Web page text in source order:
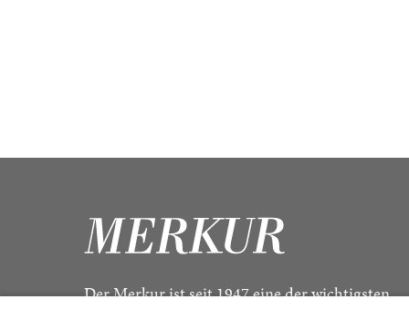
Der Merkur ist seit 1947 eine der wichtigsten